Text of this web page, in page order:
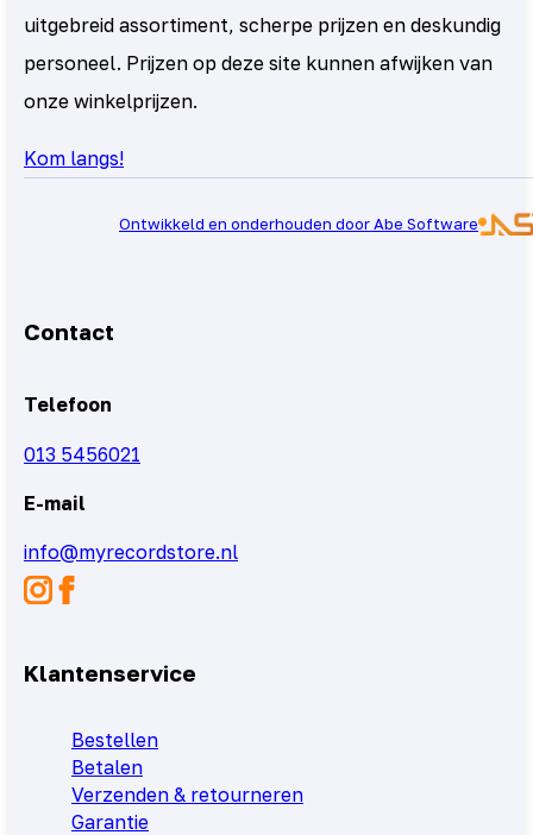
uitgebreid assortiment, scherpe prijzen en deskundig
personeel. Prijzen op deze site kunnen afwijken van
onze winkelprijzen.
Kom langs!
Ontwikkeld en onderhouden door Abe Software
Contact
Telefoon
013 5456021
E-mail
info@myrecordstore.nl
Klantenservice
Bestellen
Betalen
Verzenden & retourneren
Garantie